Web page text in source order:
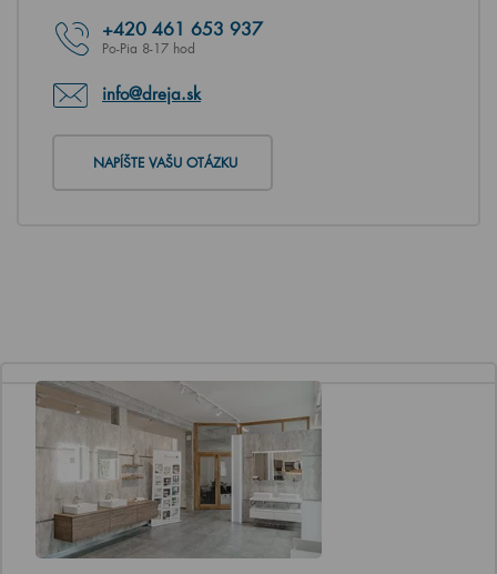
+420 461 653 937
Po-Pia 8-17 hod
info@dreja.sk
NAPÍŠTE VAŠU OTÁZKU